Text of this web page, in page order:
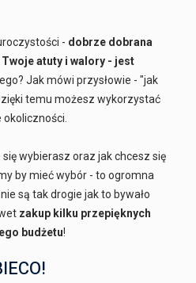
- dobrze dobrana
atuty i walory - jest
Jak mówi przysłowie - "jak
temu możesz wykorzystać
okoliczności.
wybierasz oraz jak chcesz się
by mieć wybór - to ogromna
są tak drogie jak to bywało
zakup kilku przepięknych
budżetu!